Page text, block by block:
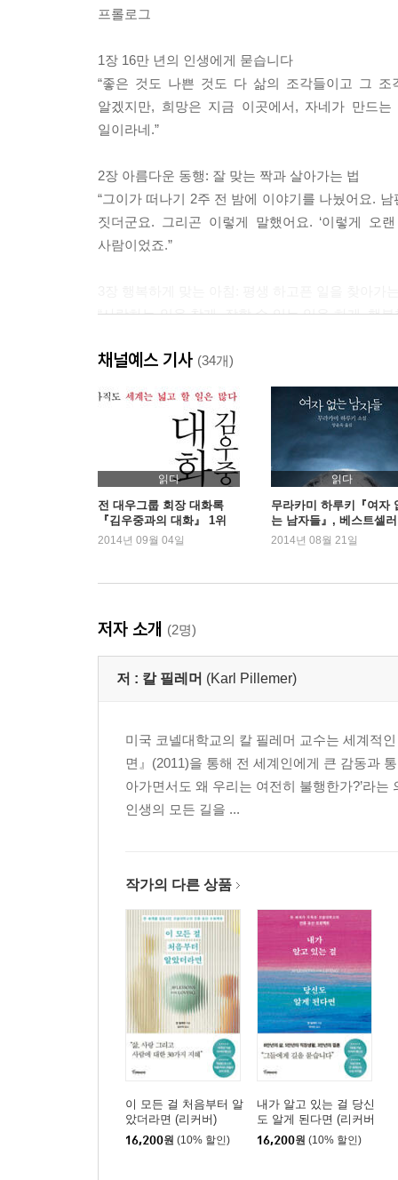
프롤로그
1장 16만 년의 인생에게 묻습니다
“좋은 것도 나쁜 것도 다 삶의 조각들이고 그
알겠지만, 희망은 지금 이곳에서, 자네가 만드
일이라네.”
2장 아름다운 동행: 잘 맞는 짝과 살아가는 법
“그이가 떠나기 2주 전 밤에 이야기를 나눴어요.
짓더군요. 그리곤 이렇게 말했어요. ‘이렇게
사람이었죠.”
“사랑하는 일을 찾게. 잘할 수 있는 일을 하게. 행
거지.”
4장 등을 보고 자라는 아이: 건강한 아이로 키우는
“아이들은 나를 성숙하게 하고, 도전하게 하고,
예측할 수 없지. 아이들 없는 내 삶은 상상도 할
되지 않겠나!”
5장 하강의 미학: 지는 해를 즐기는 법
“누구나 하나의 길에 서 있게 된다네. 그 길에서
6장 후회 없는 삶: ‘그랬어야 했는데’에서 벗어나는
“정직은 우리 삶을 이끌어줄 단 하나의 귀중한
가족에게도 정직하겠지. 주변 사람들에게 정직하
그녀의 할아버지는 그녀에게 남북 전쟁에 참전
이야기를 해줬을 것이다. 바로 이것이 삶의 지혜가
에필로그
채널예스 기사 (34개)
읽다
전 대우그룹 회장 대화록
『김우중과의 대화』 1위
2014년 09월 04일
읽다
무라카미 하루키『여자
는 남자들』, 베스트셀
입
2014년 08월 21일
저자 소개 (2명)
저 : 칼 필레머 (Karl Pillemer)
미국 코넬대학교의 칼 필레머 교수는 세계적
면』(2011)을 통해 전 세계인에게 큰 감동과
아가면서도 왜 우리는 여전히 불행한가?’라
인생의 모든 길을 ...
작가의 다른 상품
이 모든 걸 처음부터 알
았더라면 (리커버)
16,200원 (10% 할인)
내가 알고 있는 걸 당신
도 알게 된다면 (리커버
에디션)
16,200원 (10% 할인)